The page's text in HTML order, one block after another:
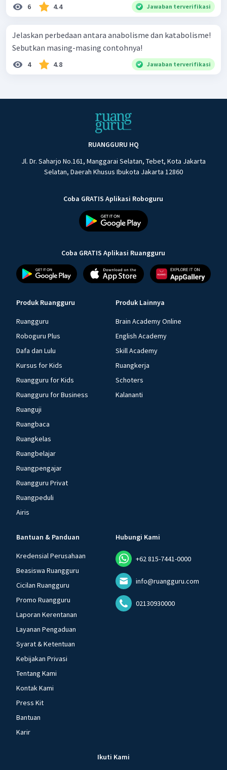
6 4.4 Jawaban terverifikasi
Jelaskan perbedaan antara anabolisme dan katabolisme!
Sebutkan masing-masing contohnya!
4 4.8 Jawaban terverifikasi
RUANGGURU HQ
Jl. Dr. Saharjo No.161, Manggarai Selatan, Tebet, Kota Jakarta
Selatan, Daerah Khusus Ibukota Jakarta 12860
Coba GRATIS Aplikasi Roboguru
Coba GRATIS Aplikasi Ruangguru
Produk Ruangguru
Ruangguru
Roboguru Plus
Dafa dan Lulu
Kursus for Kids
Ruangguru for Kids
Ruangguru for Business
Ruanguji
Ruangbaca
Ruangkelas
Ruangbelajar
Ruangpengajar
Ruangguru Privat
Ruangpeduli
Airis
Produk Lainnya
Brain Academy Online
English Academy
Skill Academy
Ruangkerja
Schoters
Kalananti
Bantuan & Panduan
Kredensial Perusahaan
Beasiswa Ruangguru
Cicilan Ruangguru
Promo Ruangguru
Laporan Kerentanan
Layanan Pengaduan
Syarat & Ketentuan
Kebijakan Privasi
Tentang Kami
Kontak Kami
Press Kit
Bantuan
Karir
Hubungi Kami
+62 815-7441-0000
info@ruangguru.com
02130930000
Ikuti Kami